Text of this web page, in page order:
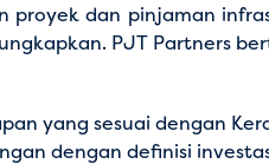
proyek dan pinjaman
PJT Partners
yang sesuai dengan
dengan definisi